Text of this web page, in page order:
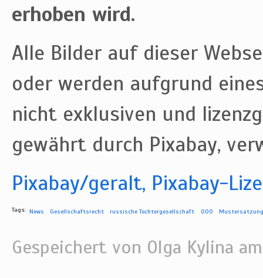
erhoben wird.
Alle Bilder auf dieser
oder werden aufgrund
nicht exklusiven und
gewährt durch Pixabay,
Pixabay/geralt, Pixabay-
Tags: News Gesellschaftsrecht russische Tochtergesellschaft OOO Mustersatzung
Gespeichert von Olga Kylina